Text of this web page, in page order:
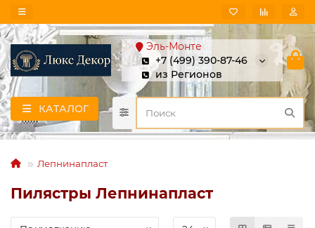
Эль-Монте
+7 (499) 390-87-46
из Регионов
КАТАЛОГ
Лепнинапласт
Пилястры Лепнинапласт